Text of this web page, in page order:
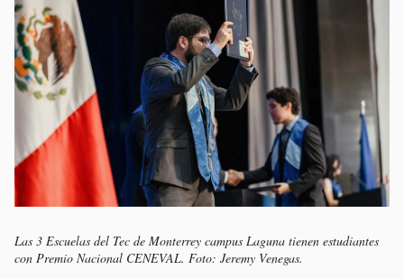
Las 3 Escuelas del Tec de Monterrey campus Laguna tienen estudiantes
con Premio Nacional CENEVAL. Foto: Jeremy Venegas.